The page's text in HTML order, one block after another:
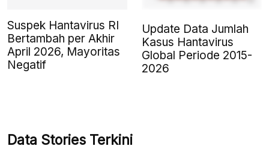
Suspek Hantavirus RI
Bertambah per Akhir
April 2026, Mayoritas
Negatif
Update Data Jumlah
Kasus Hantavirus
Global Periode 2015-
2026
Data Stories Terkini